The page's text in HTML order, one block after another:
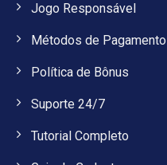
Jogo Responsável
Métodos de Pagamento
Política de Bônus
Suporte 24/7
Tutorial Completo